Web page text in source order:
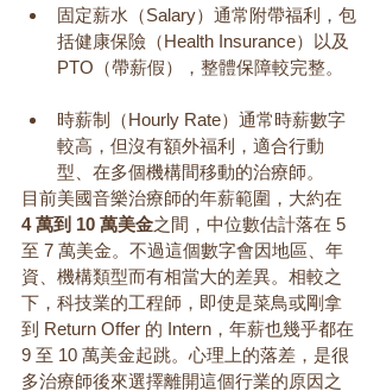
固定薪水（Salary）通常附帶福利，包
括健康保險（Health Insurance）以及
PTO（帶薪假），整體保障較完整。
時薪制（Hourly Rate）通常時薪數字
較高，但沒有額外福利，適合行動
型、在多個機構間移動的治療師。
目前美國音樂治療師的年薪範圍，大約在
4 萬到 10 萬美金之間，中位數估計落在 5
至 7 萬美金。不過這個數字會因地區、年
資、機構類型而有相當大的差異。相較之
下，科技業的工程師，即使是菜鳥或剛拿
到 Return Offer 的 Intern，年薪也幾乎都在
9 至 10 萬美金起跳。心理上的落差，是很
多治療師後來選擇離開這個行業的原因之